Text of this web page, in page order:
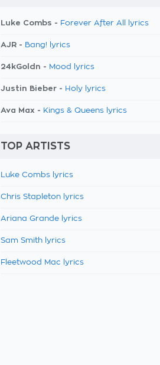
Luke Combs - Forever After All lyrics
AJR - Bang! lyrics
24kGoldn - Mood lyrics
Justin Bieber - Holy lyrics
Ava Max - Kings & Queens lyrics
TOP ARTISTS
Luke Combs lyrics
Chris Stapleton lyrics
Ariana Grande lyrics
Sam Smith lyrics
Fleetwood Mac lyrics